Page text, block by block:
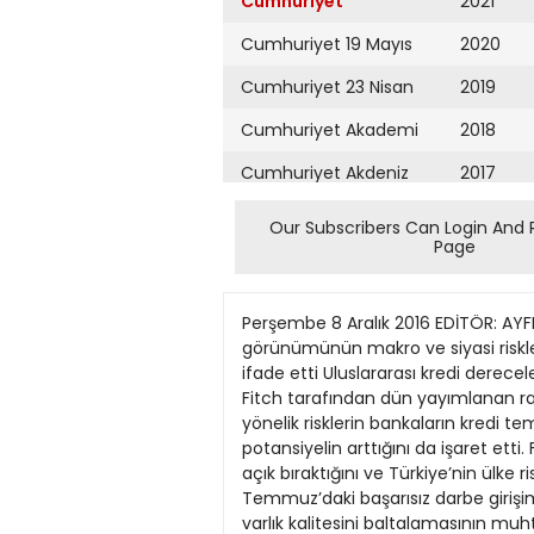
Cumhuriyet 19 Mayıs
Cumhuriyet 23 Nisan
Cumhuriyet Akademi
Cumhuriyet Akdeniz
Cumhuriyet Alışveriş
Cumhuriyet Ankara
Cumhuriyet Büyük
Taaruz
Cumhuriyet
Cumartesi
Cumhuriyet Çevre
2020
2019
2018
2017
2016
2015
2013
2012
2011
2010
2009
Our Subscribers Can Login And
Page
Perşembe 8 Aralık 2016 EDİTÖR: AYFER ARSLAN TASARIM: SERPİL ÜNAY ekonomi 9 FItch’ten bankalara uyarı Türk bankalarının 2017 için görünümünün makro ve siyasi risklerle negatif olduğunu açıklayan Fitch, 15 Temmuz darbe girişiminin belirsizlikleri daha da artırdığını ifade etti Uluslararası kredi derecelendirme kuruluşu Fitch Ratings, Türk bankacılık sektörü görünümünü durağandan negatife düşürdü. Fitch tarafından dün yayımlanan raporda siyasi riskler ve sektörde artan risklere dikkat çekildi. Siyasi istikrara ve faaliyet ortamına yönelik risklerin bankaların kredi temel göstergeleri üzerinde baskı yaratmasını bekleyen Fitch, daha fazla kur ve faiz oynaklığı için potansiyelin arttığını da işaret etti. Fitch, kısa vadeli döviz toptan fonlamasının yüksek seviyesinin bankaları, ciddi refinansman risklerine açık bıraktığını ve Türkiye’nin ülke riskine yönelik yatırımcı güvenini dalgalandırdığını da vurguladı. 15 Temmuz etkisi Fitch’in raporunda, 15 Temmuz’daki başarısız darbe girişiminin de kanıtladığı siyasi belirsizliğin Türkiye’nin uzun vadeli ekonomik performansını ve bankaların varlık kalitesini baltalamasının muhtemel olduğuna işaret edilerek, döviz kredilerinin toplam kredilerin üçte birini oluşturduğunu ve bu durumun Türk Lirası’nın 2013’ten bu yana görülen en keskin düşüşü yaşamasıyla risk oluşturduğu belirtildi. Raporda, bankacılık sektörünün sorunlu kredi oranı nın ılımlı bir artış göstermesinin beklendiği vurgulanarak, “2016’nın ilk 9 ayında yüzde 3.3 olan sorunlu kredi oranının 2017 sonunda yüzde 4 olması bekleniyor” tahminine yer verildi. Raporda; Türk bankalarının kısa vadeli dış borçlanmaya yoğun şekilde bağımlı oldukları ancak bu riskin uzun süreden bu yana var olduğu vurgulanarak, “Fonlama maliyetleri yatırımcı güvenine ve Türkiye’nin ülke risklerine yönelik algılamalara bağlı olarak 2017’de daha da artabilecek” denildi. Borç arttı Fitch, not verdikleri Türk bankalarının dış borçlarının bir yıla kadar bir süre servis edebilmek için yeterli döviz likiditesini toplama kabiliyetleri olduğuna inandıklarını, bununla birlikte fonlama piyasaların daha uzun süre kapalı kalmasının bu bankaların likiditelerinin ve daha genel olarak Türkiye’nin dış finansmanı üzerinde baskı yaratabileceğini belirtti. Fitch, Türk bankacılık sektörü için görünümün ‘negatif’ olarak belirlenmesinde not verilen Türk bankalarının yüzde 80’inin görünümün negatif olmasının rol oynadığını da vurguladı. ‘Kur enflasyonu Turkcell’in etkileyecek’yyDüüozkldsaeelr1d0i yüzde 13.07 Başbakan Yardımcısı Mehmet Şimşek, Türk Lirası’ndaki değer hissesisatılacak kaybının enflasyona yansımasının